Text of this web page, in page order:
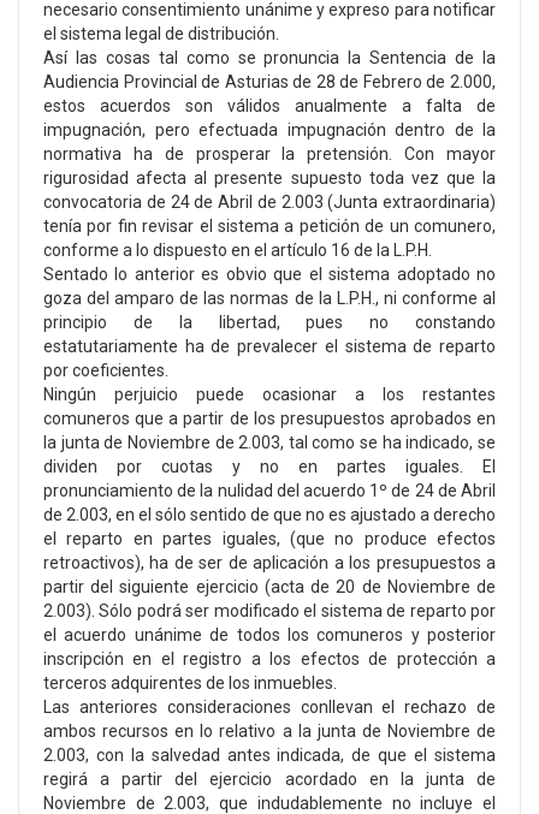
necesario consentimiento unánime y expreso para notificar
el sistema legal de distribución.
Así las cosas tal como se pronuncia la Sentencia de la
Audiencia Provincial de Asturias de 28 de Febrero de 2.000,
estos acuerdos son válidos anualmente a falta de
impugnación, pero efectuada impugnación dentro de la
normativa ha de prosperar la pretensión. Con mayor
rigurosidad afecta al presente supuesto toda vez que la
convocatoria de 24 de Abril de 2.003 (Junta extraordinaria)
tenía por fin revisar el sistema a petición de un comunero,
conforme a lo dispuesto en el artículo 16 de la L.P.H.
Sentado lo anterior es obvio que el sistema adoptado no
goza del amparo de las normas de la L.P.H., ni conforme al
principio de la libertad, pues no constando
estatutariamente ha de prevalecer el sistema de reparto
por coeficientes.
Ningún perjuicio puede ocasionar a los restantes
comuneros que a partir de los presupuestos aprobados en
la junta de Noviembre de 2.003, tal como se ha indicado, se
dividen por cuotas y no en partes iguales. El
pronunciamiento de la nulidad del acuerdo 1º de 24 de Abril
de 2.003, en el sólo sentido de que no es ajustado a derecho
el reparto en partes iguales, (que no produce efectos
retroactivos), ha de ser de aplicación a los presupuestos a
partir del siguiente ejercicio (acta de 20 de Noviembre de
2.003). Sólo podrá ser modificado el sistema de reparto por
el acuerdo unánime de todos los comuneros y posterior
inscripción en el registro a los efectos de protección a
terceros adquirentes de los inmuebles.
Las anteriores consideraciones conllevan el rechazo de
ambos recursos en lo relativo a la junta de Noviembre de
2.003, con la salvedad antes indicada, de que el sistema
regirá a partir del ejercicio acordado en la junta de
Noviembre de 2.003, que indudablemente no incluye el